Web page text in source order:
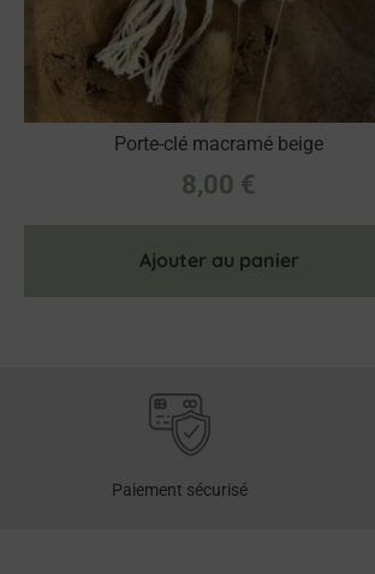
Porte-clé macramé beige
8,00 €
Ajouter au panier
Paiement sécurisé